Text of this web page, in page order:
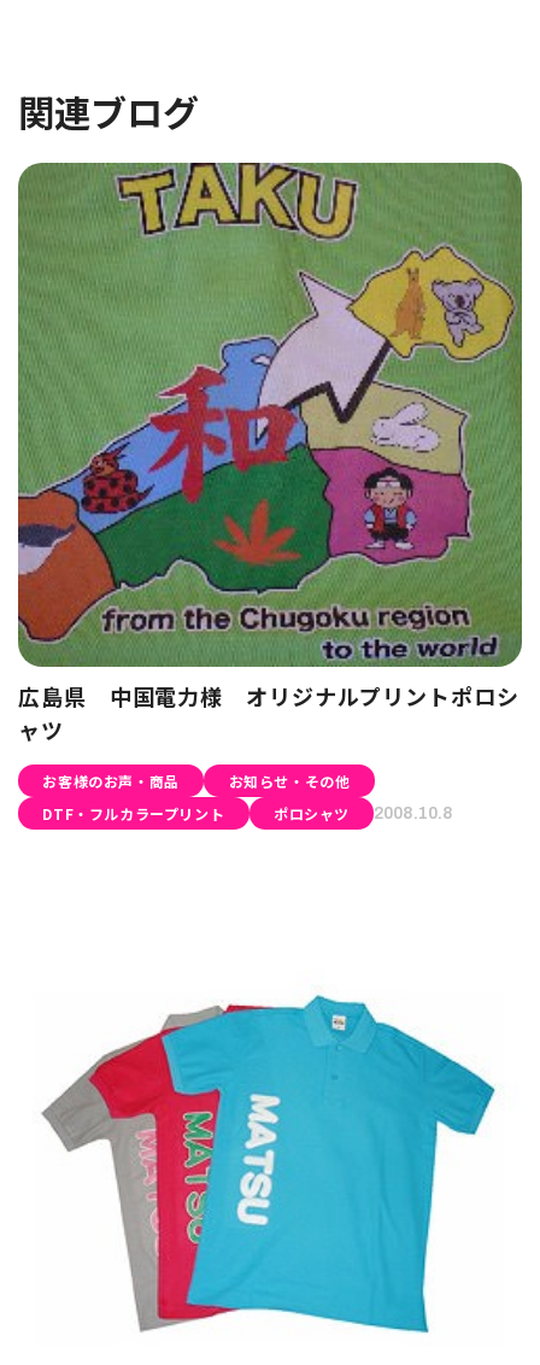
関連ブログ
広島県 中国電力様 オリジナルプリントポロシ
ャツ
お客様のお声・商品
お知らせ・その他
DTF・フルカラープリント
ポロシャツ 2008.10.8